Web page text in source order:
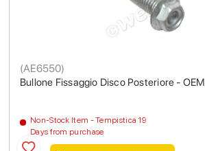
Bullone Fissaggio Disco Posteriore - OEM
(AE6550)
Non-Stock Item - Tempistica 19
Days from purchase